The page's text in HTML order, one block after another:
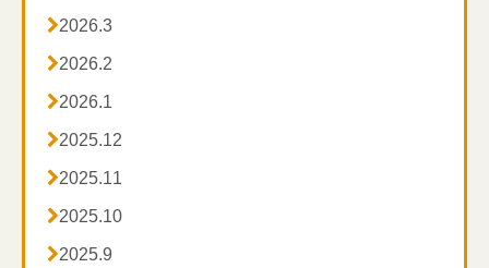
新型コロナウイルスについて不安を抱えている方がい
る中、訪問マッサージ・鍼灸を必要とされている方も
ハートスマイルマッサージでは、しっかりと対策を行
った上で、患者様宅やご施設様にご訪問させていただ
これからも新型コロナウイルス感染症のリスクを最大
2026.3
2026.2
2026.1
2025.12
2025.11
2025.10
2025.9